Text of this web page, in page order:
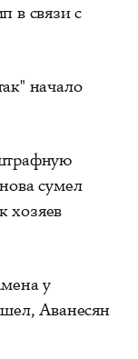
в связи с
начало
сумел
хозяев
у
Аванесян